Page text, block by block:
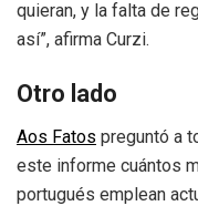
quieran, y la falta de
así”, afirma Curzi.
Otro lado
Aos Fatos preguntó a
este informe cuántos
portugués emplean